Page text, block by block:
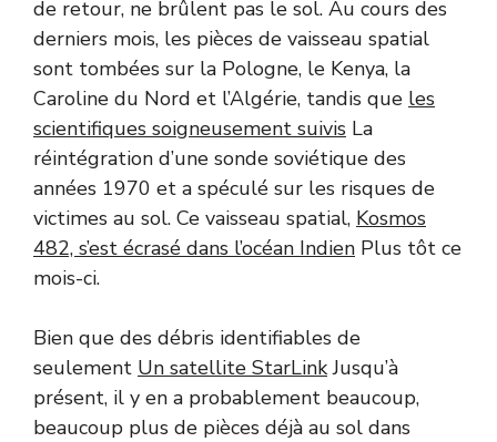
de retour, ne brûlent pas le sol. Au cours des
derniers mois, les pièces de vaisseau spatial
sont tombées sur la Pologne, le Kenya, la
Caroline du Nord et l’Algérie, tandis que les
scientifiques soigneusement suivis La
réintégration d’une sonde soviétique des
années 1970 et a spéculé sur les risques de
victimes au sol. Ce vaisseau spatial, Kosmos
482, s’est écrasé dans l’océan Indien Plus tôt ce
mois-ci.
Bien que des débris identifiables de
seulement Un satellite StarLinkJusqu’à
présent, il y en a probablement beaucoup,
beaucoup plus de pièces déjà au sol dans